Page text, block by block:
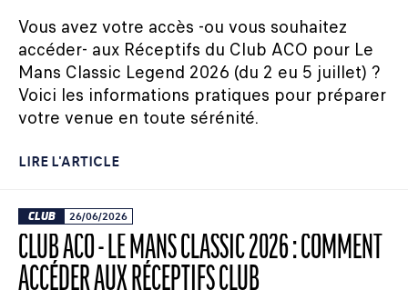
Vous avez votre accès -ou vous souhaitez
accéder- aux Réceptifs du Club ACO pour Le
Mans Classic Legend 2026 (du 2 eu 5 juillet) ?
Voici les informations pratiques pour préparer
votre venue en toute sérénité.
LIRE L'ARTICLE
CLUB 26/06/2026
CLUB ACO - LE MANS CLASSIC 2026 : COMMENT
ACCÉDER AUX RÉCEPTIFS CLUB